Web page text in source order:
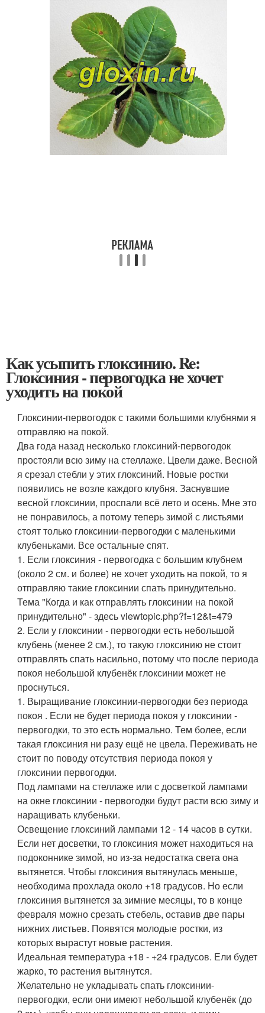
Как усыпить глоксинию. Re:
Глоксиния - первогодка не хочет
уходить на покой
Глоксинии-первогодок с такими большими клубнями я
отправляю на покой.
Два года назад несколько глоксиний-первогодок
простояли всю зиму на стеллаже. Цвели даже. Весной
я срезал стебли у этих глоксиний. Новые ростки
появились не возле каждого клубня. Заснувшие
весной глоксинии, проспали всё лето и осень. Мне это
не понравилось, а потому теперь зимой с листьями
стоят только глоксинии-первогодки с маленькими
клубеньками. Все остальные спят.
1. Если глоксиния - первогодка с большим клубнем
(около 2 см. и более) не хочет уходить на покой, то я
отправляю такие глоксинии спать принудительно.
Тема "Когда и как отправлять глоксинии на покой
принудительно" - здесь viewtopic.php?f=12&t=479
2. Если у глоксинии - первогодки есть небольшой
клубень (менее 2 см.), то такую глоксинию не стоит
отправлять спать насильно, потому что после периода
покоя небольшой клубенёк глоксинии может не
проснуться.
1. Выращивание глоксинии-первогодки без периода
покоя . Если не будет периода покоя у глоксинии -
первогодки, то это есть нормально. Тем более, если
такая глоксиния ни разу ещё не цвела. Переживать не
стоит по поводу отсутствия периода покоя у
глоксинии первогодки.
Под лампами на стеллаже или с досветкой лампами
на окне глоксинии - первогодки будут расти всю зиму и
наращивать клубеньки.
Освещение глоксиний лампами 12 - 14 часов в сутки.
Если нет досветки, то глоксиния может находиться на
подоконнике зимой, но из-за недостатка света она
вытянется. Чтобы глоксиния вытянулась меньше,
необходима прохлада около +18 градусов. Но если
глоксиния вытянется за зимние месяцы, то в конце
февраля можно срезать стебель, оставив две пары
нижних листьев. Появятся молодые ростки, из
которых вырастут новые растения.
Идеальная температура +18 - +24 градусов. Ели будет
жарко, то растения вытянутся.
Желательно не укладывать спать глоксинии-
первогодки, если они имеют небольшой клубенёк (до